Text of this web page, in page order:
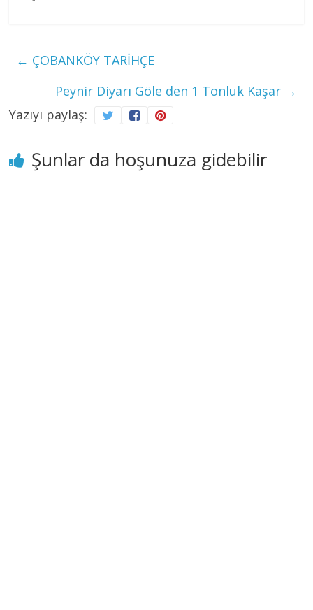
← ÇOBANKÖY TARİHÇE
Peynir Diyarı Göle den 1 Tonluk Kaşar →
Yazıyı paylaş:
Şunlar da hoşunuza gidebilir